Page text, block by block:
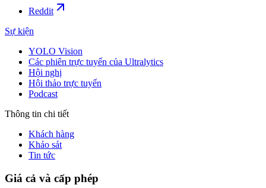
Reddit
Sự kiện
YOLO Vision
Các phiên trực tuyến của Ultralytics
Hội nghị
Hội thảo trực tuyến
Podcast
Thông tin chi tiết
Khách hàng
Khảo sát
Tin tức
Giá cả và cấp phép